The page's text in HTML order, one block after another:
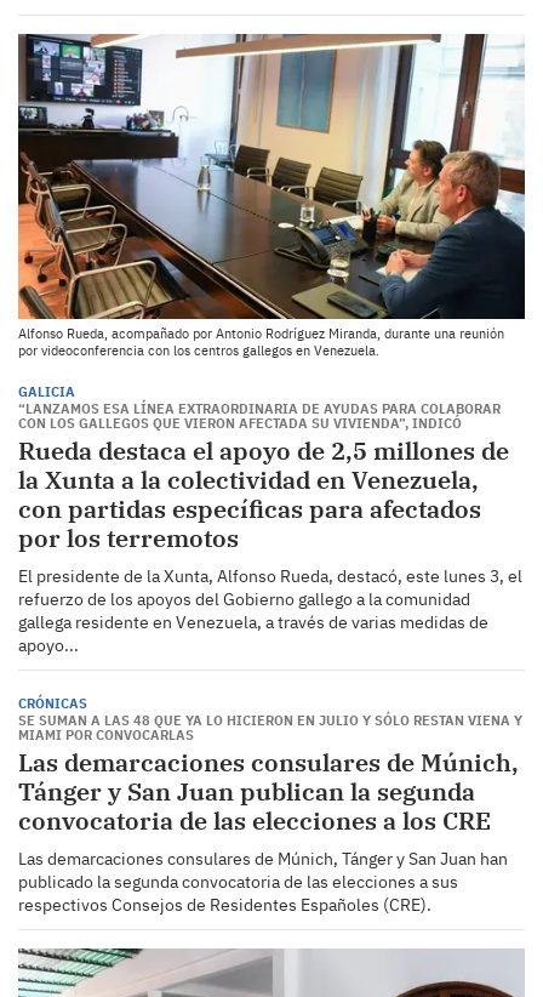
Alfonso Rueda, acompañado por Antonio Rodríguez Miranda, durante una reunión
por videoconferencia con los centros gallegos en Venezuela.
GALICIA
“LANZAMOS ESA LÍNEA EXTRAORDINARIA DE AYUDAS PARA COLABORAR
CON LOS GALLEGOS QUE VIERON AFECTADA SU VIVIENDA”, INDICÓ
Rueda destaca el apoyo de 2,5 millones de
la Xunta a la colectividad en Venezuela,
con partidas específicas para afectados
por los terremotos
El presidente de la Xunta, Alfonso Rueda, destacó, este lunes 3, el
refuerzo de los apoyos del Gobierno gallego a la comunidad
gallega residente en Venezuela, a través de varias medidas de
apoyo...
CRÓNICAS
SE SUMAN A LAS 48 QUE YA LO HICIERON EN JULIO Y SÓLO RESTAN VIENA Y
MIAMI POR CONVOCARLAS
Las demarcaciones consulares de Múnich,
Tánger y San Juan publican la segunda
convocatoria de las elecciones a los CRE
Las demarcaciones consulares de Múnich, Tánger y San Juan han
publicado la segunda convocatoria de las elecciones a sus
respectivos Consejos de Residentes Españoles (CRE).